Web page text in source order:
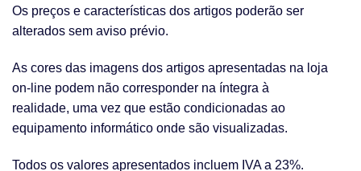
Os preços e características dos artigos poderão ser
alterados sem aviso prévio.
As cores das imagens dos artigos apresentadas na loja
on-line podem não corresponder na íntegra à
realidade, uma vez que estão condicionadas ao
equipamento informático onde são visualizadas.
Todos os valores apresentados incluem IVA a 23%.